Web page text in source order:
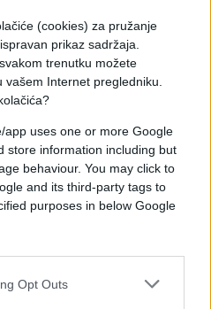
(cookies) za pružanje
prikaz sadržaja.
trenutku možete
Internet pregledniku.
app uses one or more Google
store information including but
behaviour. You may click to
and its third-party tags to
purposes in below Google
Opt Outs
i na vrata pokucati i
Hvala Allahu one se opet
do Sudnjeg dana
se još uvijek nije